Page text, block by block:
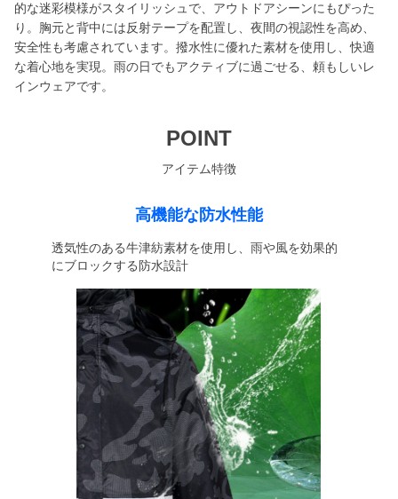
的な迷彩模様がスタイリッシュで、アウトドアシーンにもぴった
り。胸元と背中には反射テープを配置し、夜間の視認性を高め、
安全性も考慮されています。撥水性に優れた素材を使用し、快適
な着心地を実現。雨の日でもアクティブに過ごせる、頼もしいレ
インウェアです。
POINT
アイテム特徴
高機能な防水性能
透気性のある牛津紡素材を使用し、雨や風を効果的
にブロックする防水設計